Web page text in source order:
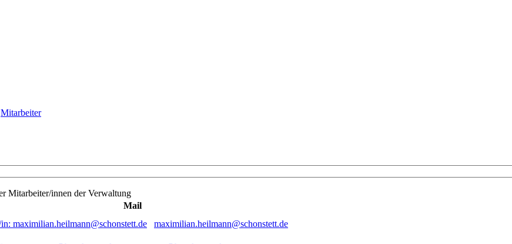
Mitarbeiter
Mitarbeiter/innen der Verwaltung
Mail
maximilian.heilmann@schonstett.de